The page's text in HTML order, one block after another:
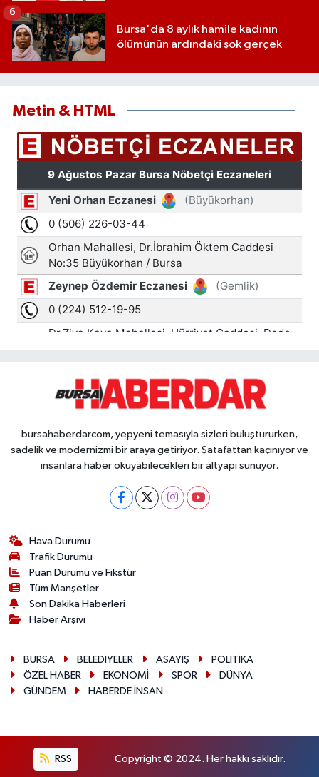
Bursa'da 8 aylık hamile kadının
ölümünün ardındaki şok gerçek
6
Metin & HTML
bursahaberdarcom, yepyeni temasıyla sizleri buluştururken,
sadelik ve modernizmi bir araya getiriyor. Şatafattan kaçınıyor ve
insanlara haber okuyabilecekleri bir altyapı sunuyor.
Hava Durumu
Trafik Durumu
Puan Durumu ve Fikstür
Tüm Manşetler
Son Dakika Haberleri
Haber Arşivi
BURSA BELEDİYELER ASAYİŞ
POLİTİKA
ÖZEL HABER
EKONOMİ SPOR
DÜNYA
GÜNDEM
HABERDE İNSAN
RSS Copyright © 2024. Her hakkı saklıdır.